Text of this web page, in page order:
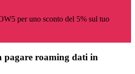
per uno sconto del 5% sul tuo
pagare roaming dati in